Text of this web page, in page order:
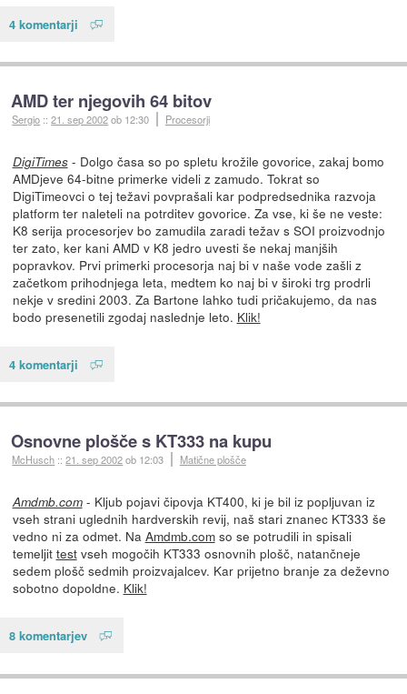
4 komentarji
AMD ter njegovih 64 bitov
Sergio ::21. sep 2002ob 12:30 Procesorji
DigiTimes- Dolgo časa so po spletu krožile govorice, zakaj bomo
AMDjeve 64-bitne primerke videli z zamudo. Tokrat so
DigiTimeovci o tej težavi povprašali kar podpredsednika razvoja
platform ter naleteli na potrditev govorice. Za vse, ki še ne veste:
K8 serija procesorjev bo zamudila zaradi težav s SOI proizvodnjo
ter zato, ker kani AMD v K8 jedro uvesti še nekaj manjših
popravkov. Prvi primerki procesorja naj bi v naše vode zašli z
začetkom prihodnjega leta, medtem ko naj bi v široki trg prodrli
nekje v sredini 2003. Za Bartone lahko tudi pričakujemo, da nas
bodo presenetili zgodaj naslednje leto. Klik!
4 komentarji
Osnovne plošče s KT333 na kupu
McHusch ::21. sep 2002ob 12:03 Matične plošče
Amdmb.com- Kljub pojavi čipovja KT400, ki je bil iz popljuvan iz
vseh strani uglednih hardverskih revij, naš stari znanec KT333 še
vedno ni za odmet. Na Amdmb.comso se potrudili in spisali
temeljit testvseh mogočih KT333 osnovnih plošč, natančneje
sedem plošč sedmih proizvajalcev. Kar prijetno branje za deževno
sobotno dopoldne. Klik!
8 komentarjev